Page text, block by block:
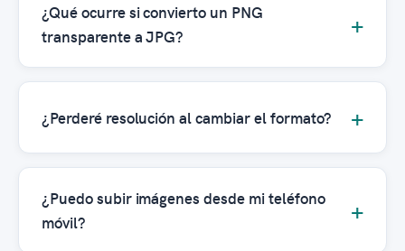
¿Qué ocurre si convierto un PNG
transparente a JPG?
¿Perderé resolución al cambiar el formato?
¿Puedo subir imágenes desde mi teléfono
móvil?